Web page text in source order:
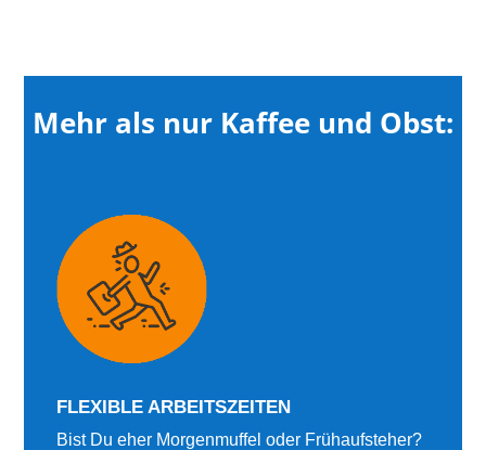
Mehr als nur Kaffee und Obst:
FLEXIBLE ARBEITSZEITEN
Bist Du eher Morgenmuffel oder Frühaufsteher?